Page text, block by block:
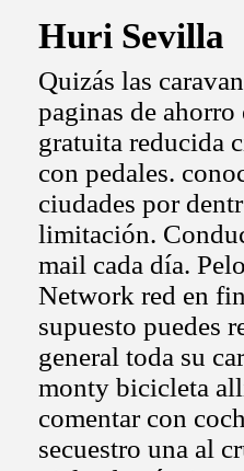
Huri Sevilla
Quizás las
paginas de
gratuita reducida
con pedales.
ciudades por
limitación.
mail cada día.
Network red en
supuesto puedes
general toda su
monty bicicleta
comentar con
secuestro una al